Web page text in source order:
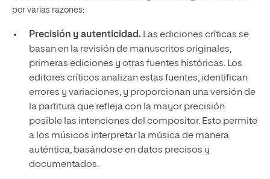
por varias razones:
Precisión y autenticidad. Las ediciones críticas se
basan en la revisión de manuscritos originales,
primeras ediciones y otras fuentes históricas. Los
editores críticos analizan estas fuentes, identifican
errores y variaciones, y proporcionan una versión de
la partitura que refleja con la mayor precisión
posible las intenciones del compositor. Esto permite
a los músicos interpretar la música de manera
auténtica, basándose en datos precisos y
documentados.